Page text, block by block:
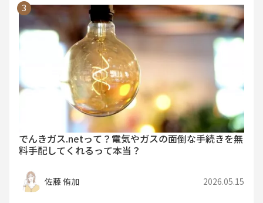
でんきガス.netって？電気やガスの面倒な手続きを無
料手配してくれるって本当？
佐藤 侑加 2026.05.15